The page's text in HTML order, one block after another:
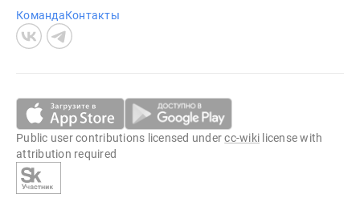
КомандаКонтакты
Public user contributions licensed undercc-wiki license with
attribution required